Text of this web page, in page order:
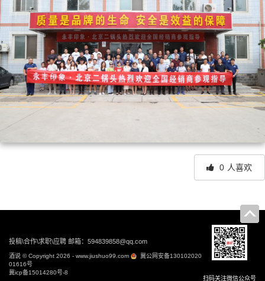
0 人喜欢
文
投稿\合作\求职\应聘 邮箱：594839858@qq.com
酒说 © Copyright 2026 - www.jiushuo99.com
冀公网安备130102020
01616号
冀icp备15014280号-8
扫码关注微信公众号